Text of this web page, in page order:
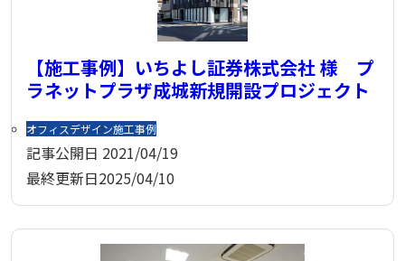
【施工事例】いちよし証券株式会社 様 プ
ラネットプラザ成城新規開設プロジェクト
オフィスデザイン施工事例
記事公開日 2021/04/19
最終更新日2025/04/10